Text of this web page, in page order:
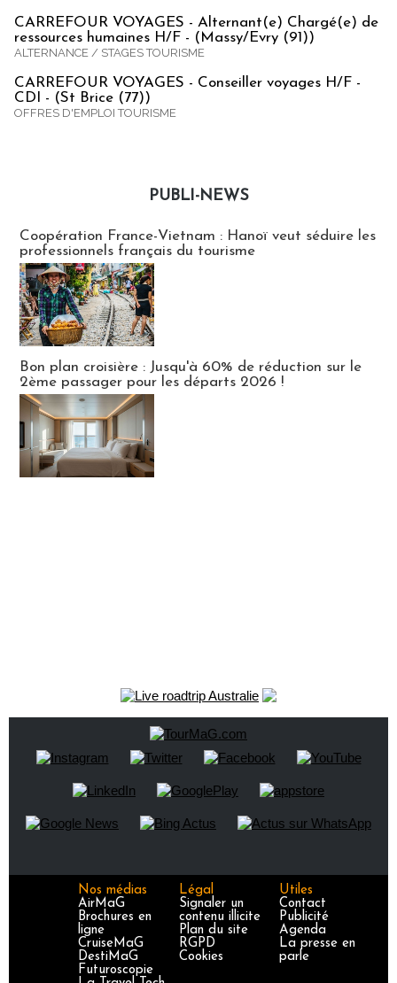
CARREFOUR VOYAGES - Alternant(e) Chargé(e) de
ressources humaines H/F - (Massy/Evry (91))
ALTERNANCE / STAGES TOURISME
CARREFOUR VOYAGES - Conseiller voyages H/F -
CDI - (St Brice (77))
OFFRES D'EMPLOI TOURISME
PUBLI-NEWS
Coopération France-Vietnam : Hanoï veut séduire les
professionnels français du tourisme
Bon plan croisière : Jusqu'à 60% de réduction sur le
2ème passager pour les départs 2026 !
Nos médias
AirMaG
Brochures en
ligne
CruiseMaG
DestiMaG
Futuroscopie
Légal
Signaler un
contenu illicite
Plan du site
RGPD
Cookies
Utiles
Contact
Publicité
Agenda
La presse en
parle